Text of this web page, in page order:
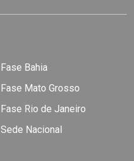
Fase Bahia
Fase Mato Grosso
Fase Rio de Janeiro
Sede Nacional